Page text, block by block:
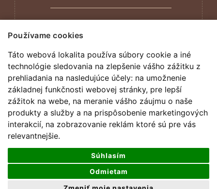
Používame cookies
Táto webová lokalita používa súbory cookie a iné
technológie sledovania na zlepšenie vášho zážitku z
prehliadania na nasledujúce účely: na umožnenie
základnej funkčnosti webovej stránky, pre lepší
zážitok na webe, na meranie vášho záujmu o naše
produkty a služby a na prispôsobenie marketingových
interakcií, na zobrazovanie reklám ktoré sú pre vás
relevantnejšie.
Súhlasím
Odmietam
všetky práva vyhradené